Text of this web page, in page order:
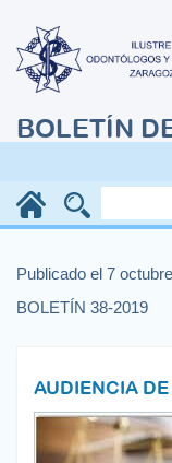
BOLETÍN
Publicado el 7
BOLETÍN 38-2019
AUDIENCIA